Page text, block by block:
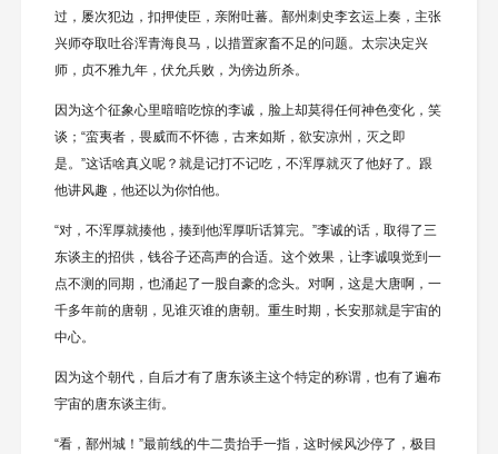
过，屡次犯边，扣押使臣，亲附吐蕃。鄯州刺史李玄运上奏，主张
兴师夺取吐谷浑青海良马，以措置家畜不足的问题。太宗决定兴
师，贞不雅九年，伏允兵败，为傍边所杀。
因为这个征象心里暗暗吃惊的李诚，脸上却莫得任何神色变化，笑
谈；“蛮夷者，畏威而不怀德，古来如斯，欲安凉州，灭之即
是。”这话啥真义呢？就是记打不记吃，不浑厚就灭了他好了。跟
他讲风趣，他还以为你怕他。
“对，不浑厚就揍他，揍到他浑厚听话算完。”李诚的话，取得了三
东谈主的招供，钱谷子还高声的合适。这个效果，让李诚嗅觉到一
点不测的同期，也涌起了一股自豪的念头。对啊，这是大唐啊，一
千多年前的唐朝，见谁灭谁的唐朝。重生时期，长安那就是宇宙的
中心。
因为这个朝代，自后才有了唐东谈主这个特定的称谓，也有了遍布
宇宙的唐东谈主街。
“看，鄯州城！”最前线的牛二贵抬手一指，这时候风沙停了，极目